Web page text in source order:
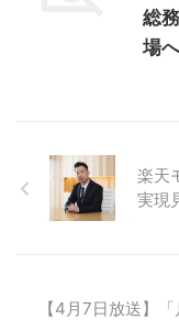
総
場
楽天
実現
【4月7日放送】